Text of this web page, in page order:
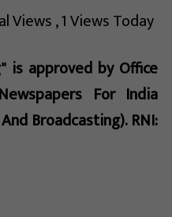
Views, 1 Views Today
is approved by Office
For India
Broadcasting). RNI: